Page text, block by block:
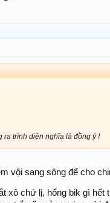
ra trình diện nghĩa là đồng ý !
vội sang sông để cho
xô chứ lị, hổng bik gì hết